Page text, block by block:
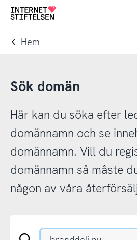
Till
navigering
Till
innehåll
Till
Hem
Sök domän
Här kan du söka efter
domännamn och se
domännamn. Vill du
domännamn så måste
någon av våra
Sök